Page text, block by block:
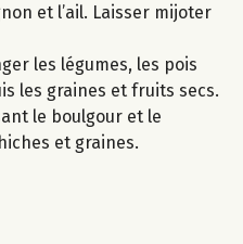
et l’ail. Laisser mijoter
les légumes, les pois
les graines et fruits secs.
le boulgour et le
et graines.